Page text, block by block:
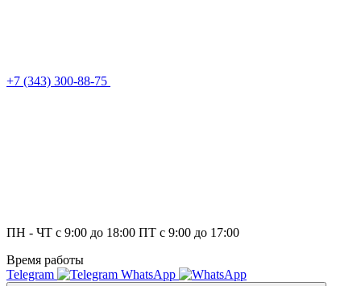
+7 (343) 300-88-75
ПН - ЧТ с 9:00 до 18:00 ПТ с 9:00 до 17:00
Время работы
Telegram
WhatsApp